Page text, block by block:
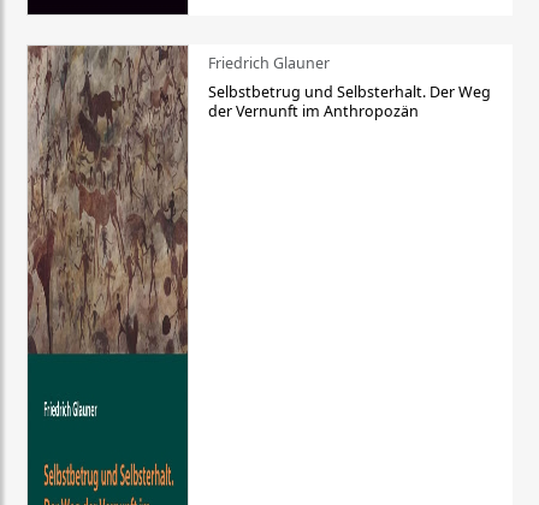
Friedrich Glauner
Selbstbetrug und Selbsterhalt. Der Weg
der Vernunft im Anthropozän